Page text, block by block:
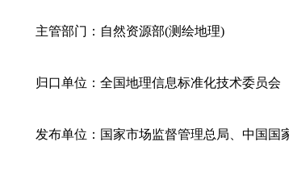
主管部门：自然资源部(测绘地理)
归口单位：全国地理信息标准化技术委员会
发布单位：国家市场监督管理总局、中国国